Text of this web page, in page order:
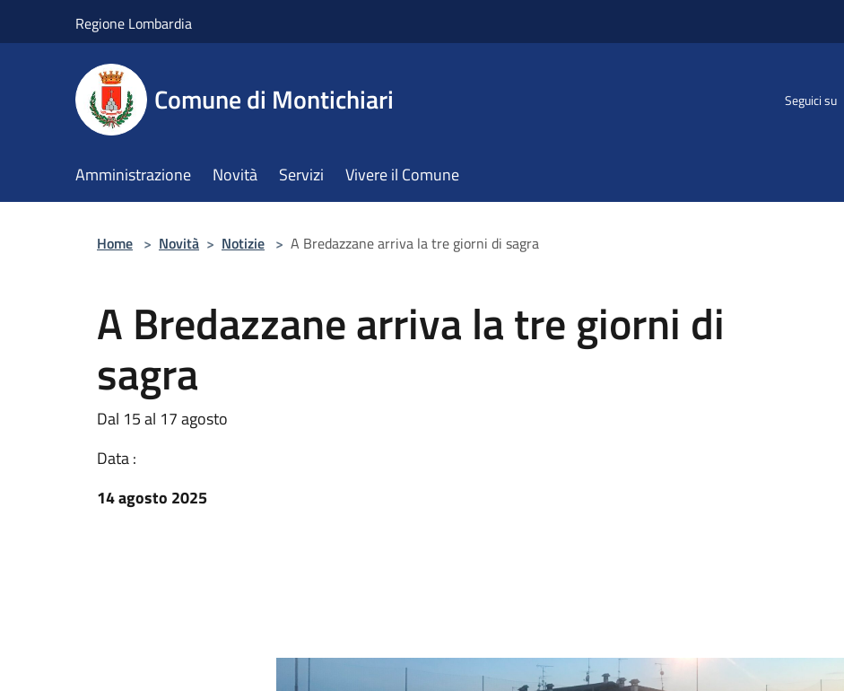
Regione Lombardia
Comune di Montichiari Seguici su
Amministrazione Novità Servizi Vivere il Comune
Home > Novità > Notizie > A Bredazzane arriva la tre giorni di sagra
A Bredazzane arriva la tre giorni di
sagra
Dal 15 al 17 agosto
Data :
14 agosto 2025